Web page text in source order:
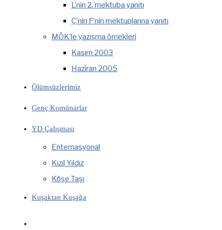
L’nin 2. mektuba yanıtı
Ç’nin F’nin mektuplarına yanıtı
MÖK’le yazışma örnekleri
Kasım 2003
Haziran 2005
Ölümsüzlerimiz
Genç Komünarlar
YD Çalışması
Enternasyonal
Kızıl Yıldız
Köşe Taşı
Kuşaktan Kuşağa